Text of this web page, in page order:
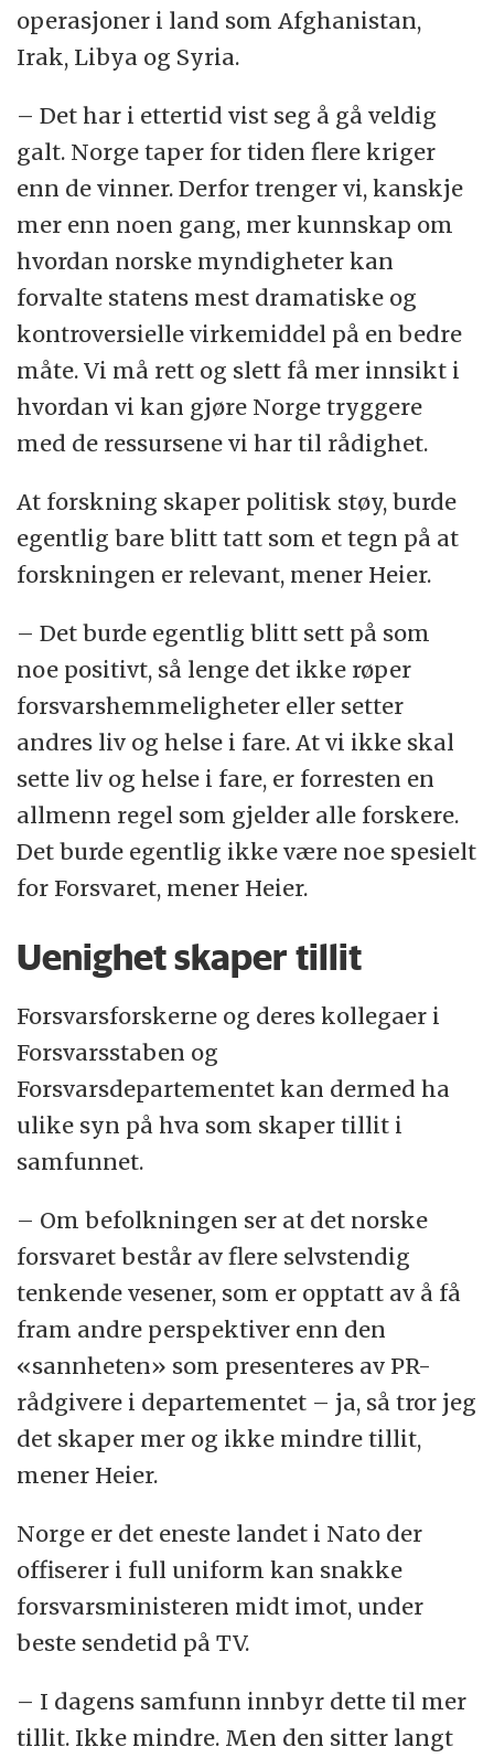
operasjoner i land som Afghanistan,
Irak, Libya og Syria.
– Det har i ettertid vist seg å gå veldig
galt. Norge taper for tiden flere kriger
enn de vinner. Derfor trenger vi, kanskje
mer enn noen gang, mer kunnskap om
hvordan norske myndigheter kan
forvalte statens mest dramatiske og
kontroversielle virkemiddel på en bedre
måte. Vi må rett og slett få mer innsikt i
hvordan vi kan gjøre Norge tryggere
med de ressursene vi har til rådighet.
At forskning skaper politisk støy, burde
egentlig bare blitt tatt som et tegn på at
forskningen er relevant, mener Heier.
– Det burde egentlig blitt sett på som
noe positivt, så lenge det ikke røper
forsvarshemmeligheter eller setter
andres liv og helse i fare. At vi ikke skal
sette liv og helse i fare, er forresten en
allmenn regel som gjelder alle forskere.
Det burde egentlig ikke være noe spesielt
for Forsvaret, mener Heier.
Uenighet skaper tillit
Forsvarsforskerne og deres kollegaer i
Forsvarsstaben og
Forsvarsdepartementet kan dermed ha
ulike syn på hva som skaper tillit i
samfunnet.
– Om befolkningen ser at det norske
forsvaret består av flere selvstendig
tenkende vesener, som er opptatt av å få
fram andre perspektiver enn den
«sannheten» som presenteres av PR-
rådgivere i departementet – ja, så tror jeg
det skaper mer og ikke mindre tillit,
mener Heier.
Norge er det eneste landet i Nato der
offiserer i full uniform kan snakke
forsvarsministeren midt imot, under
beste sendetid på TV.
– I dagens samfunn innbyr dette til mer
tillit. Ikke mindre. Men den sitter langt